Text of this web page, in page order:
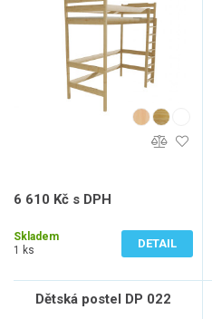
6 610 Kč s DPH
Skladem
1 ks
DETAIL
Dětská postel DP 022